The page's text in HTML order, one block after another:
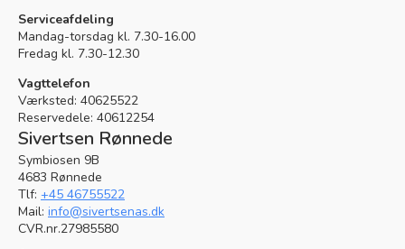
Serviceafdeling
Mandag-torsdag kl. 7.30-16.00
Fredag kl. 7.30-12.30
Vagttelefon
Værksted: 40625522
Reservedele: 40612254
Sivertsen Rønnede
Symbiosen 9B
4683 Rønnede
Tlf: +45 46755522
Mail: info@sivertsenas.dk
CVR.nr.27985580